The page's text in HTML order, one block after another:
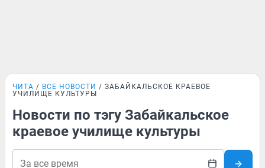
ЧИТА ВСЕ НОВОСТИ
ЗАБАЙКАЛЬСКОЕ КРАЕВОЕ
УЧИЛИЩЕ КУЛЬТУРЫ
Новости по тэгу Забайкальское
краевое училище культуры